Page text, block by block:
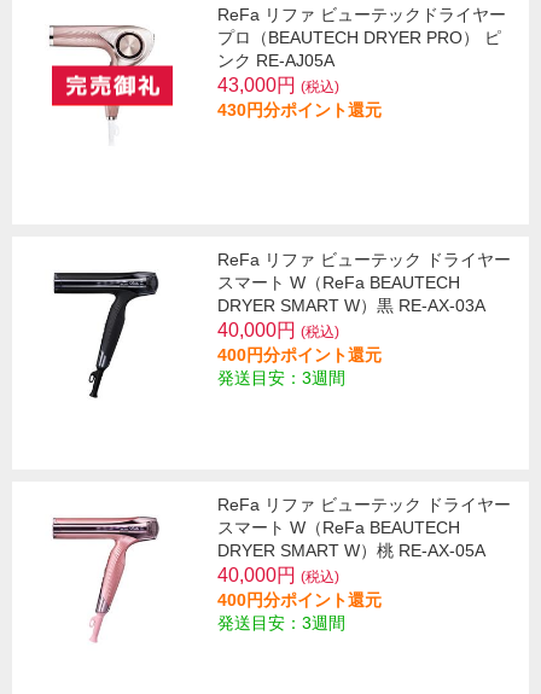
ReFa リファ ビューテックドライヤー
プロ（BEAUTECH DRYER PRO） ピ
ンク RE-AJ05A
43,000円 (税込)
430円分ポイント還元
ReFa リファ ビューテック ドライヤー
スマート W（ReFa BEAUTECH
DRYER SMART W）黒 RE-AX-03A
40,000円 (税込)
400円分ポイント還元
発送目安：3週間
ReFa リファ ビューテック ドライヤー
スマート W（ReFa BEAUTECH
DRYER SMART W）桃 RE-AX-05A
40,000円 (税込)
400円分ポイント還元
発送目安：3週間